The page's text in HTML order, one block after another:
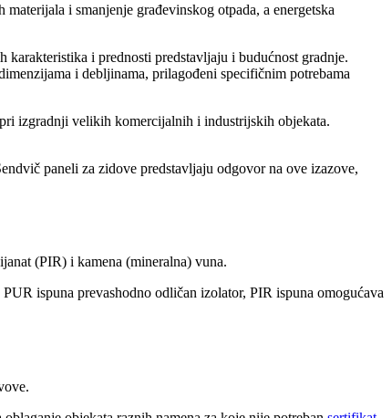
i smanjenje građevinskog otpada, a energetska
i prednosti predstavljaju i budućnost gradnje.
i debljinama, prilagođeni specifičnim potrebama
izgradnji velikih komercijalnih i industrijskih objekata.
paneli za zidove predstavljaju odgovor na ove izazove,
(PIR) i kamena (mineralna) vuna.
ispuna prevashodno odličan izolator, PIR ispuna omogućava